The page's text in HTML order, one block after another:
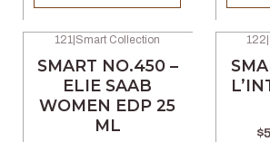
121 |Smart Collection
SMART NO.450 –
ELIE SAAB
WOMEN EDP 25
ML
122|